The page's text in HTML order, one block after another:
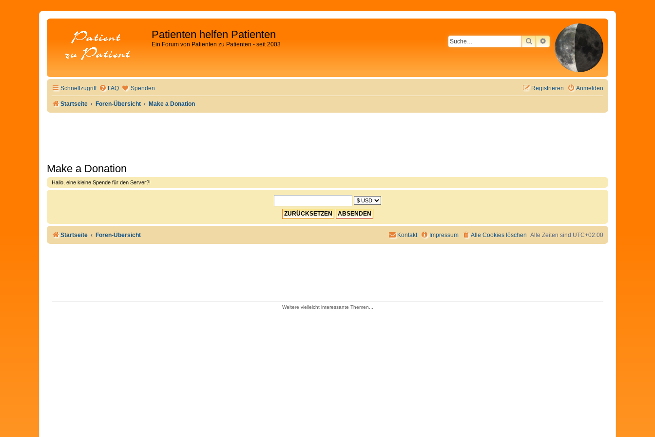
Patienten helfen Patienten
Ein Forum von Patienten zu Patienten - seit 2003 SUCHEERWEITERTE SUCHE
Schnellzugriff FAQ Spenden Anmelden
Registrieren
Startseite Foren-Übersicht Make a Donation
Make a Donation
Hallo, eine kleine Spende für den Server?!
Startseite Foren-Übersicht Alle Zeiten sind UTC+02:00
Alle Cookies löschen
Impressum
Kontakt
Weitere vielleicht interessante Themen...